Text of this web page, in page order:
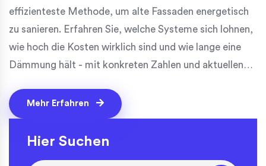
effizienteste Methode, um alte Fassaden energetisch
zu sanieren. Erfahren Sie, welche Systeme sich lohnen,
wie hoch die Kosten wirklich sind und wie lange eine
Dämmung hält - mit konkreten Zahlen und aktuellen
Mehr Erfahren
Hier Suchen